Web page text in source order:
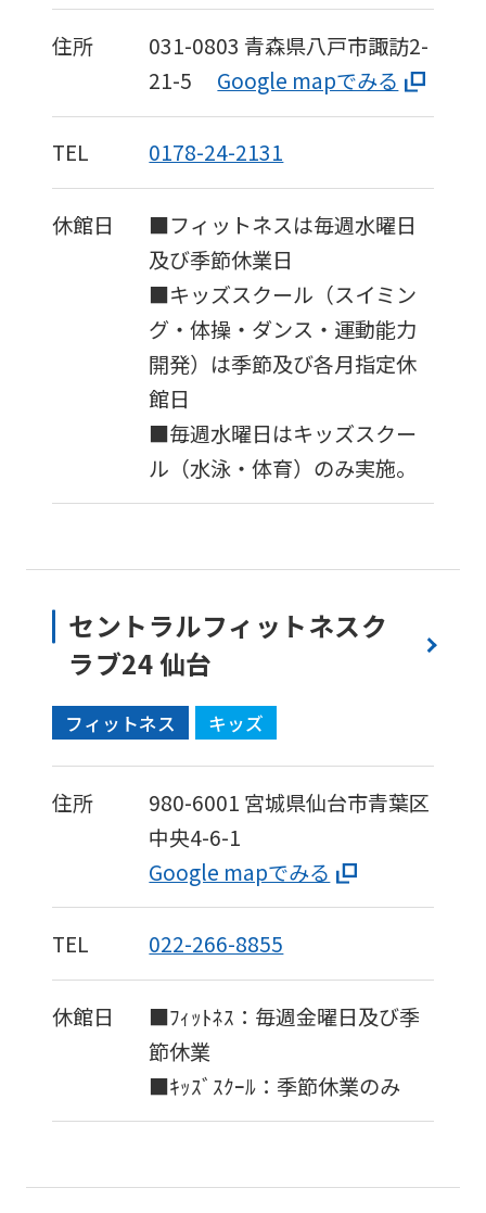
住所 031-0803 青森県八戸市諏訪2-
21-5
Google mapでみる
TEL 0178-24-2131
休館日
■フィットネスは毎週水曜日
及び季節休業日
■キッズスクール（スイミン
グ・体操・ダンス・運動能力
開発）は季節及び各月指定休
館日
■毎週水曜日はキッズスクー
ル（水泳・体育）のみ実施。
セントラルフィットネスク
ラブ24 仙台
フィットネス キッズ
住所 980-6001 宮城県仙台市青葉区
中央4-6-1
Google mapでみる
TEL 022-266-8855
休館日
■ﾌｨｯﾄﾈｽ：毎週金曜日及び季
節休業
■ｷｯｽﾞｽｸｰﾙ：季節休業のみ